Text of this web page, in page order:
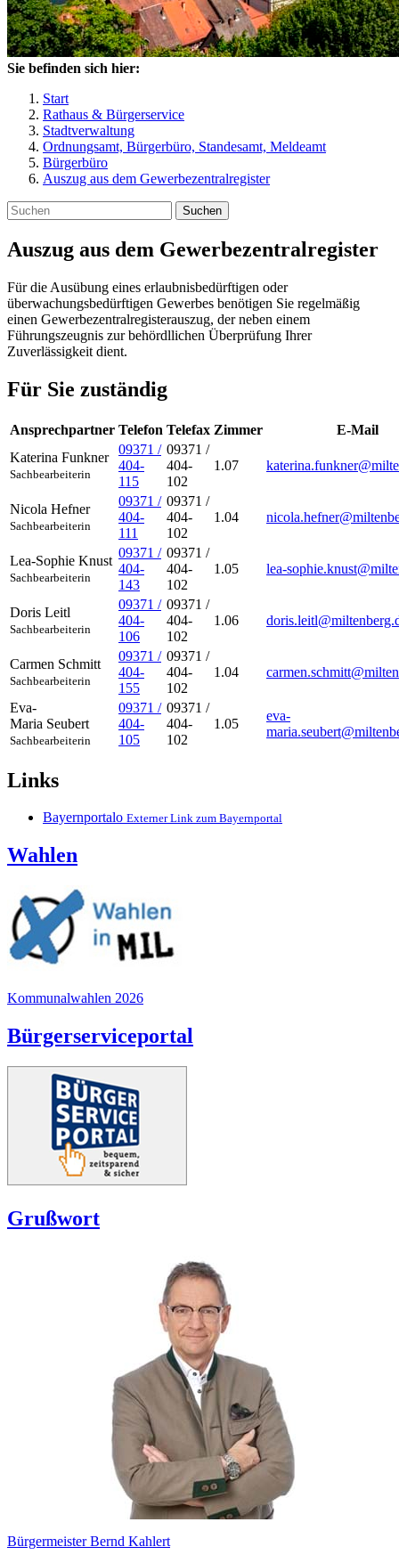
Sie befinden sich hier:
Start
Rathaus & Bürgerservice
Stadtverwaltung
Ordnungsamt, Bürgerbüro, Standesamt, Meldeamt
Bürgerbüro
Auszug aus dem Gewerbezentralregister
Suchen
Auszug aus dem Gewerbezentralregister
Für die Ausübung eines erlaubnisbedürftigen oder
überwachungsbedürftigen Gewerbes benötigen Sie regelmäßig
einen Gewerbezentralregisterauszug, der neben einem
Führungszeugnis zur behördllichen Überprüfung Ihrer
Zuverlässigkeit dient.
Für Sie zuständig
Ansprechpartner Telefon Telefax Zimmer
E-Mail
Katerina Funkner
Sachbearbeiterin
09371 /
404-
115
09371 /
404-
102
1.07
Nicola Hefner
Sachbearbeiterin
09371 /
404-
111
09371 /
404-
102
1.04
Lea-Sophie Knust
Sachbearbeiterin
09371 /
404-
143
09371 /
404-
102
1.05 lea-
Doris Leitl
Sachbearbeiterin
09371 /
404-
106
09371 /
404-
102
1.06
Carmen Schmitt
Sachbearbeiterin
09371 /
404-
155
09371 /
404-
102
1.04
Eva-
Maria Seubert
Sachbearbeiterin
09371 /
404-
105
09371 /
404-
102
1.05
eva-
Links
Bayernportalo Externer Link zum Bayernportal
Wahlen
Kommunalwahlen 2026
Bürgerserviceportal
Grußwort
Bürgermeister Bernd Kahlert